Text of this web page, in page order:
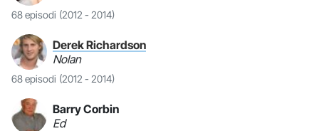
68 episodi (2012 - 2014)
Derek Richardson
Nolan
68 episodi (2012 - 2014)
Barry Corbin
Ed